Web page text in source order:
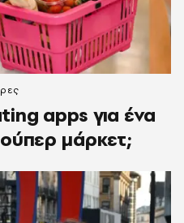
apps για ένα
μάρκετ;